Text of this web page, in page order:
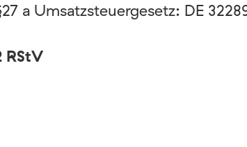
a Umsatzsteuergesetz: DE
RStV